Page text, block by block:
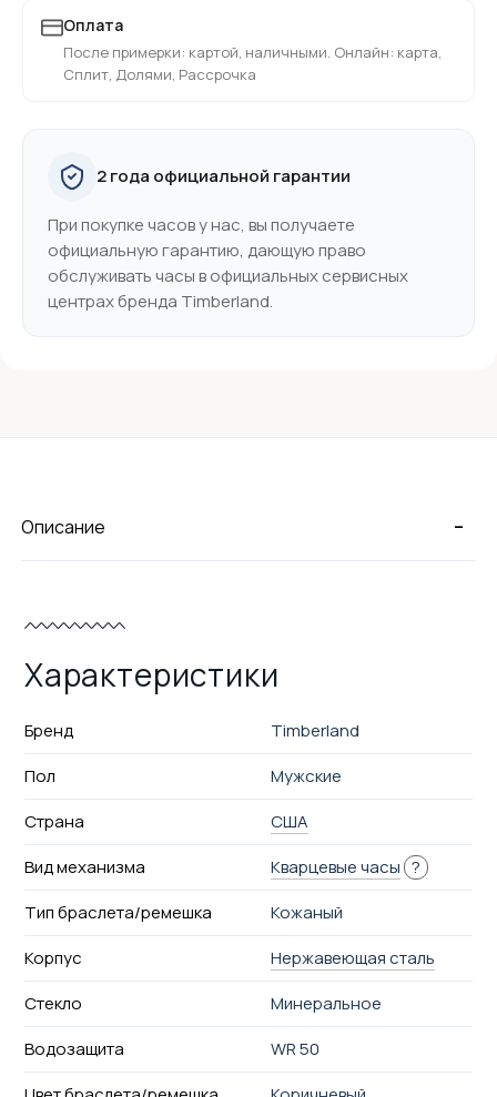
Оплата
После примерки: картой, наличными. Онлайн: карта,
Сплит, Долями, Рассрочка
2 года официальной гарантии
При покупке часов у нас, вы получаете
официальную гарантию, дающую право
обслуживать часы в официальных сервисных
центрах бренда Timberland.
-
Описание
Характеристики
Бренд
Timberland
Пол
Мужские
Страна
США
Вид механизма
Кварцевые часы ?
Тип браслета/ремешка
Кожаный
Корпус
Нержавеющая сталь
Стекло
Минеральное
Водозащита
WR 50